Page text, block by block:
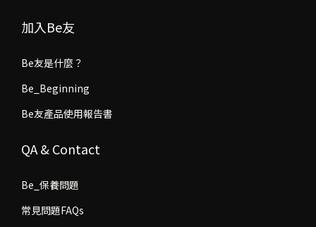
加入Be友
Be友是什麼？
Be_Beginning
Be友產品使用報告書
QA & Contact
Be_保養問題
常見問題FAQs